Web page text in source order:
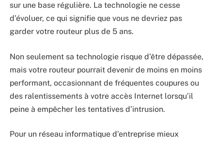
sur une base régulière. La technologie ne cesse
d’évoluer, ce qui signifie que vous ne devriez pas
garder votre routeur plus de 5 ans.
Non seulement sa technologie risque d’être dépassée,
mais votre routeur pourrait devenir de moins en moins
performant, occasionnant de fréquentes coupures ou
des ralentissements à votre accès Internet lorsqu’il
peine à empêcher les tentatives d’intrusion.
Pour un réseau informatique d’entreprise mieux